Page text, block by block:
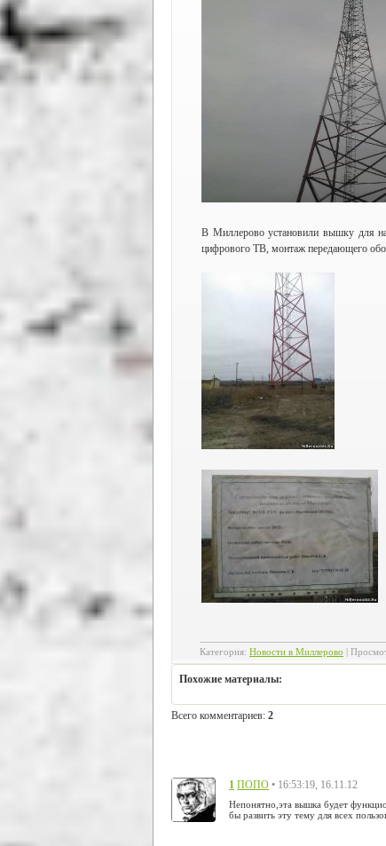
В Миллерово установили вышку для
цифрового ТВ, монтаж передающего
Категория: Новости в Миллерово
Похожие материалы:
Всего комментариев: 2
1 ПОПО • 16:53:19, 16.11.12
Непонятно,эта вышка будет
бы развить эту тему для всех